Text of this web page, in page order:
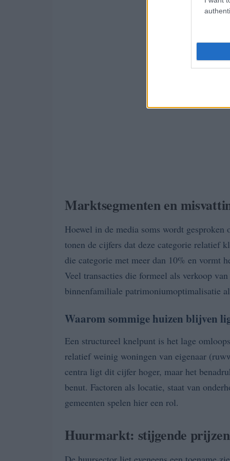
Marktsegmenten en
Hoewel in de media soms wordt gesproken
tonen de cijfers dat deze categorie relatief
die categorie met meer dan 10% en vormt
Veel transacties die formeel als verkoop
binnenfamiliale patrimoniumoptimalisatie
Waarom sommige huizen blijven
Een structureel knelpunt is het lage
relatief weinig woningen van eigenaar
centra ligt dit cijfer hoger, maar het
benut. Factoren als locatie, staat van
gemeenten spelen hier een rol.
Huurmarkt: stijgende